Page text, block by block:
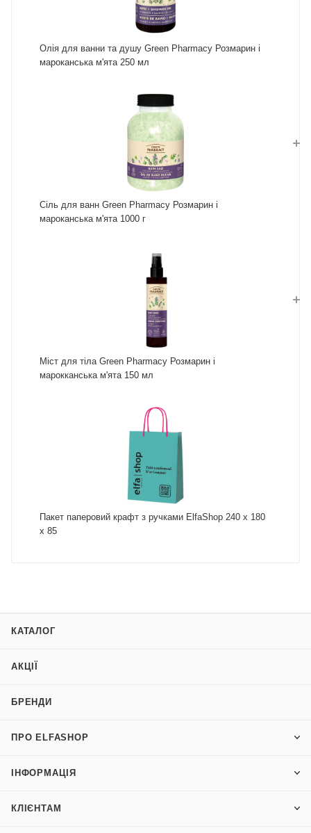
Олія для ванни та душу Green Pharmacy Розмарин і
мароканська м'ята 250 мл
Сіль для ванн Green Pharmacy Розмарин і
мароканська м'ята 1000 г
Міст для тіла Green Pharmacy Розмарин і
марокканська м'ята 150 мл
Пакет паперовий крафт з ручками ElfaShop 240 х 180
х 85
КАТАЛОГ
АКЦІЇ
БРЕНДИ
ПРО ELFASHOP
ІНФОРМАЦІЯ
КЛІЄНТАМ